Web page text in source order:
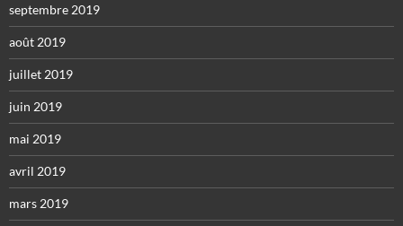
septembre 2019
août 2019
juillet 2019
juin 2019
mai 2019
avril 2019
mars 2019